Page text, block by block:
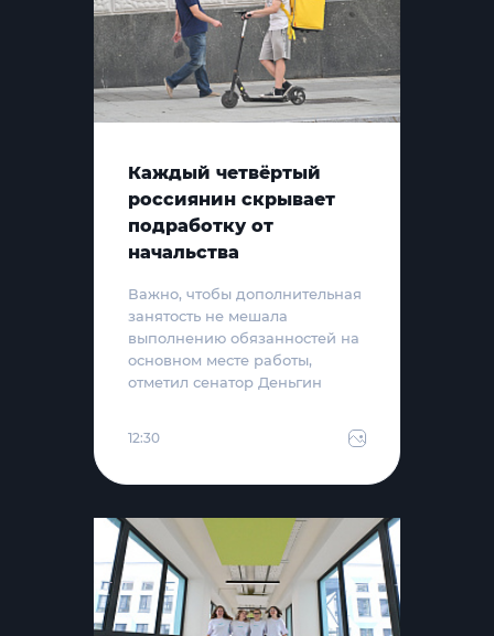
Каждый четвёртый
россиянин скрывает
подработку от
начальства
Важно, чтобы дополнительная
занятость не мешала
выполнению обязанностей на
основном месте работы,
отметил сенатор Деньгин
12:30